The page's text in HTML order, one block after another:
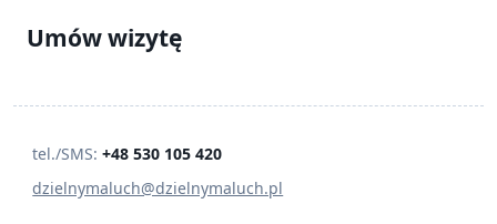
Umów wizytę
tel./SMS:+48 530 105 420
dzielnymaluch@dzielnymaluch.pl